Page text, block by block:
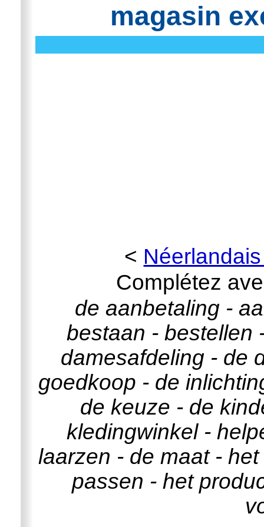
magasin
<
Complétez
de aanbetaling -
bestaan - bestellen
damesafdeling - de
goedkoop - de
de keuze - de
kledingwinkel -
laarzen - de maat -
passen - het